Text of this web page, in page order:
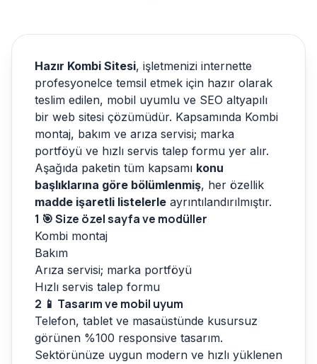
Hazır Kombi Sitesi, işletmenizi internette
profesyonelce temsil etmek için hazır olarak
teslim edilen, mobil uyumlu ve SEO altyapılı
bir web sitesi çözümüdür. Kapsamında Kombi
montaj, bakım ve arıza servisi; marka
portföyü ve hızlı servis talep formu yer alır.
Aşağıda paketin tüm kapsamı konu
başlıklarına göre bölümlenmiş, her özellik
madde işaretli listelerle ayrıntılandırılmıştır.
1 🎯 Size özel sayfa ve modüller
Kombi montaj
Bakım
Arıza servisi; marka portföyü
Hızlı servis talep formu
2 📱 Tasarım ve mobil uyum
Telefon, tablet ve masaüstünde kusursuz
görünen %100 responsive tasarım.
Sektörünüze uygun modern ve hızlı yüklenen